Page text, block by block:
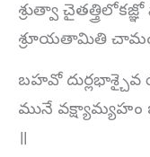
శ్రుత్వా
శ్రూయతామితి
బహవో దుర్లభాశ్చైవ
మునే వక్ష్యామ్యహం
॥